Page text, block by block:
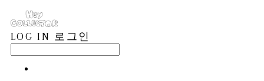
LOG IN 로그인